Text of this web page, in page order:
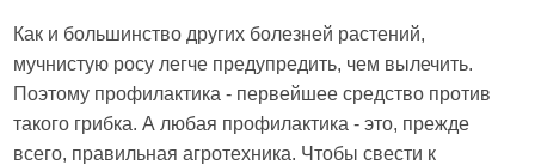
Как и большинство других болезней растений,
мучнистую росу легче предупредить, чем вылечить.
Поэтому профилактика - первейшее средство против
такого грибка. А любая профилактика - это, прежде
всего, правильная агротехника. Чтобы свести к